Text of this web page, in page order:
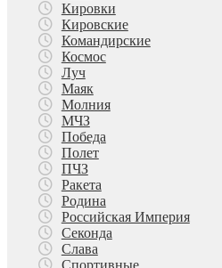
Кировки
Кировские
Командирские
Космос
Луч
Маяк
Молния
МЧЗ
Победа
Полет
ПЧЗ
Ракета
Родина
Российская Империя
Секонда
Слава